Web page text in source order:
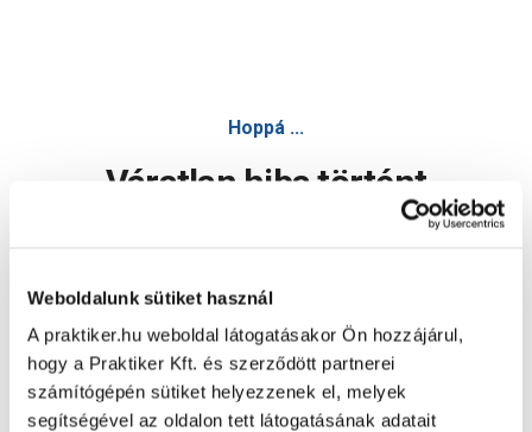
Weboldalunk sütiket használ
A praktiker.hu weboldal látogatásakor Ön hozzájárul,
hogy a Praktiker Kft. és szerződött partnerei
számítógépén sütiket helyezzenek el, melyek
segítségével az oldalon tett látogatásának adatait
Hoppá ...
Váratlan hiba történt
Oldal újratöltése